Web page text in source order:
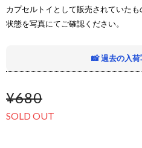
カプセルトイとして販売されていたも
状態を写真にてご確認ください。
📸 過去の入
¥680
SOLD OUT